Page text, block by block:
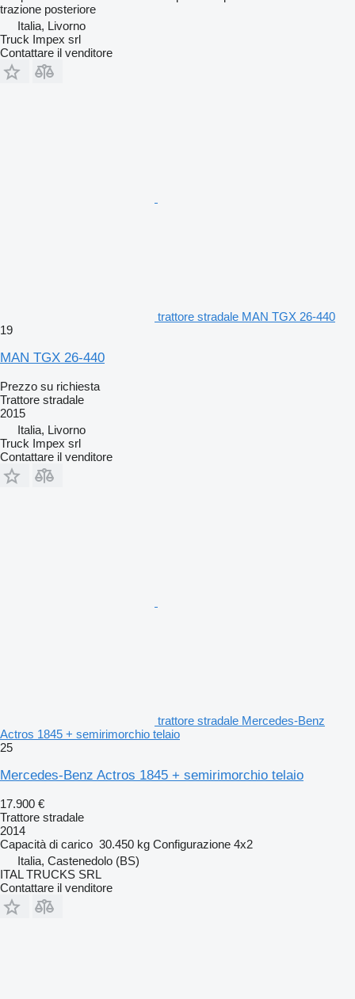
trazione posteriore
Italia, Livorno
Truck Impex srl
Contattare il venditore
trattore stradale MAN TGX 26-440
19
MAN TGX 26-440
Prezzo su richiesta
Trattore stradale
2015
Italia, Livorno
Truck Impex srl
Contattare il venditore
trattore stradale Mercedes-Benz
Actros 1845 + semirimorchio telaio
25
Mercedes-Benz Actros 1845 + semirimorchio telaio
17.900 €
Trattore stradale
2014
Capacità di carico 30.450 kg Configurazione 4x2
Italia, Castenedolo (BS)
ITAL TRUCKS SRL
Contattare il venditore